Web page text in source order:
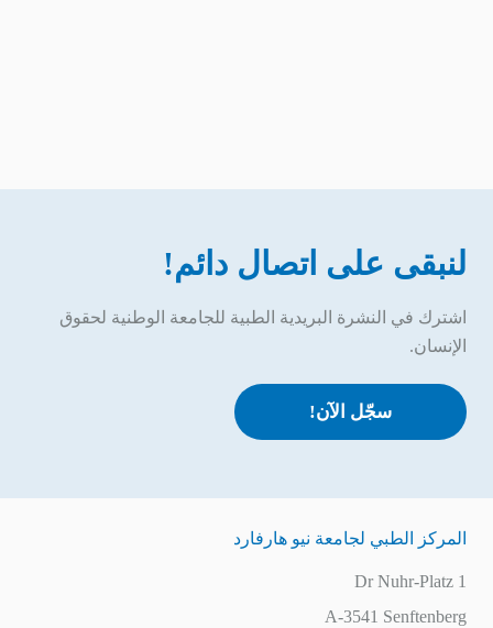
لنبقى على اتصال دائم!
اشترك في النشرة البريدية الطبية للجامعة الوطنية لحقوق
الإنسان.
سجّل الآن!
المركز الطبي لجامعة نيو هارفارد
Dr Nuhr-Platz 1
A-3541 Senftenberg